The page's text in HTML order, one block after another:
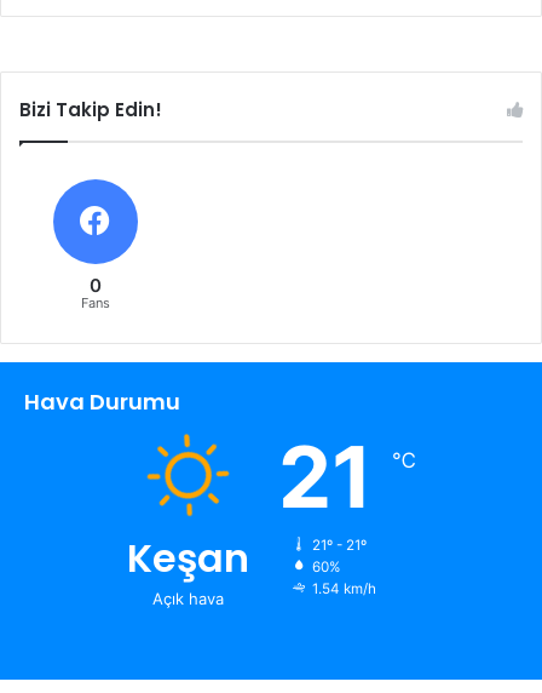
Bizi Takip Edin!
0
Fans
Hava Durumu
Keşan
Açık hava
21 ℃
21º - 21º
60%
1.54 km/h